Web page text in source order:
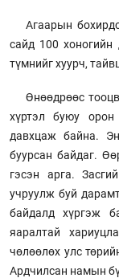
Агаарын
сайд 100
түмнийг хуурч,
Өнөөдрөөс
хүртэл буюу орон
давхцаж байна.
буурсан байдаг.
гэсэн арга.
учруулж буй
байдалд хүргэж
яаралтай
чөлөөлөх улс
Ардчилсан намын